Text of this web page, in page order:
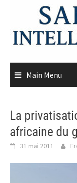
content
Main Menu
La
africaine du
31 mai 2011